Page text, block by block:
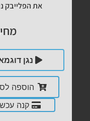
את הפלייבק
נגן
הוספה
קנה